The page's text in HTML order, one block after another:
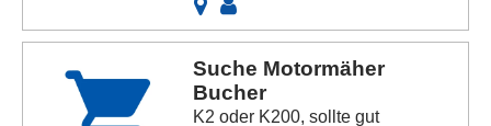
Suche Motormäher
Bucher
K2 oder K200, sollte gut